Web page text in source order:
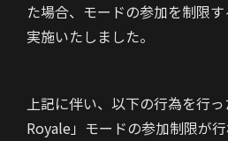
た場合、モードの参加を制限
実施いたしました。
上記に伴い、以下の行為を行
Royale」モードの参加制限が